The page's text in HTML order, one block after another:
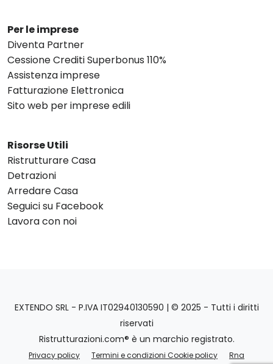
Per le imprese
Diventa Partner
Cessione Crediti Superbonus 110%
Assistenza imprese
Fatturazione Elettronica
Sito web per imprese edili
Risorse Utili
Ristrutturare Casa
Detrazioni
Arredare Casa
Seguici su Facebook
Lavora con noi
EXTENDO SRL - P.IVA IT02940130590 | © 2025 - Tutti i diritti
riservati
Ristrutturazioni.com® è un marchio registrato.
Privacy policy Termini e condizioni Cookie policy Rna